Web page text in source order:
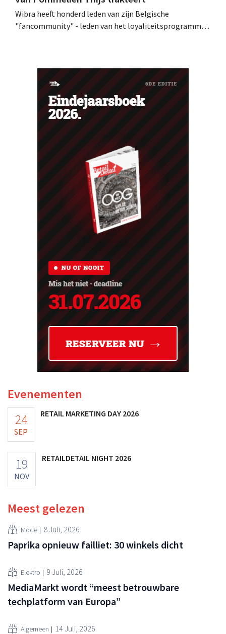
Wibra heeft honderd leden van zijn Belgische
"fancommunity" - leden van het loyaliteitsprogramma -
uitbouwen.
Evenementen
24
SEP
RETAIL MARKETING DAY 2026
19
NOV
RETAILDETAIL NIGHT 2026
Meest gelezen
Mode 8 Juli, 2026
Paprika opnieuw failliet: 30 winkels dicht
Elektro 9 Juli, 2026
MediaMarkt wordt “meest betrouwbare
techplatform van Europa”
Algemeen 14 Juli, 2026